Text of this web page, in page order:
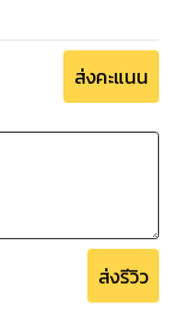
ส่งคะแนน
ส่งรีวิว